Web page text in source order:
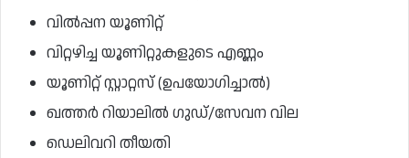
വിൽപ്പന യൂണിറ്റ്
വിറ്റഴിച്ച യൂണിറ്റുകളുടെ എണ്ണം
യൂണിറ്റ് സ്റ്റാറ്റസ് (ഉപയോഗിച്ചാൽ)
ഖത്തർ റിയാലിൽ ഗുഡ്/സേവന വില
ഡെലിവറി തീയതി